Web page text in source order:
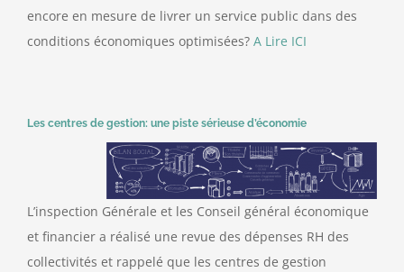
encore en mesure de livrer un service public dans des
conditions économiques optimisées? A Lire ICI
Les centres de gestion: une piste sérieuse d’économie
L’inspection Générale et les Conseil général économique
et financier a réalisé une revue des dépenses RH des
collectivités et rappelé que les centres de gestion